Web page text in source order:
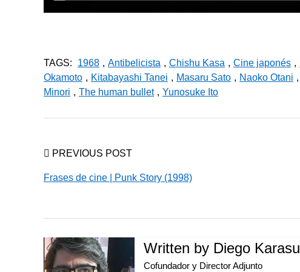
TAGS: 1968 , Antibelicista , Chishu Kasa , Cine japonés ,
Okamoto , Kitabayashi Tanei , Masaru Sato , Naoko Otani ,
Minori , The human bullet , Yunosuke Ito
PREVIOUS POST
Frases de cine | Punk Story (1998)
Written by Diego Karasu
Cofundador y Director Adjunto